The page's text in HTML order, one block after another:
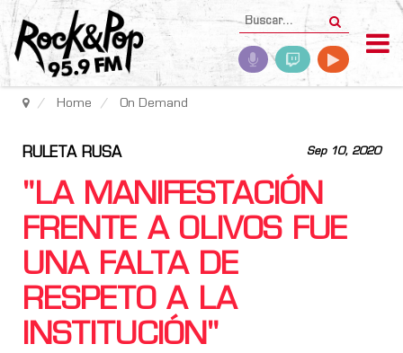
Home On Demand
Sep 10, 2020
RULETA RUSA
"LA MANIFESTACIÓN
FRENTE A OLIVOS FUE
UNA FALTA DE
RESPETO A LA
INSTITUCIÓN"